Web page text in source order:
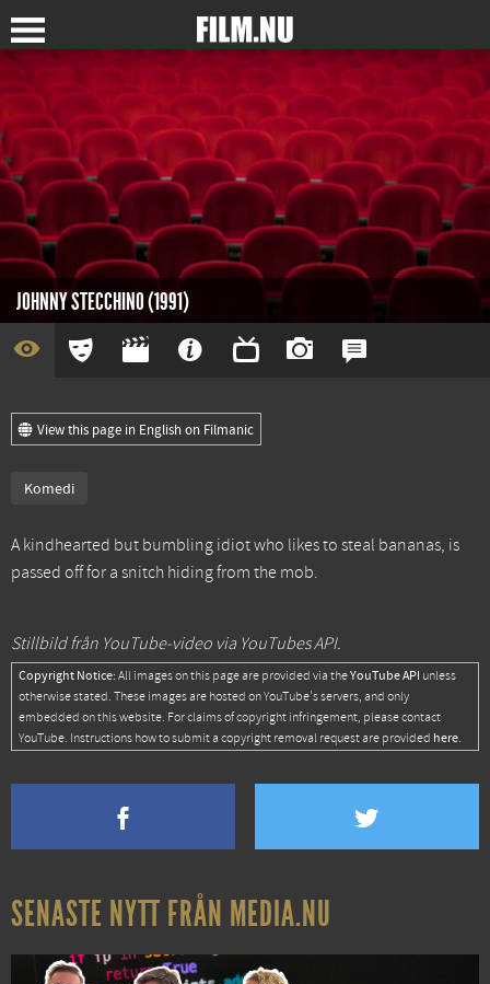
JOHNNY STECCHINO (1991)
View this page in English on Filmanic
Komedi
A kindhearted but bumbling idiot who likes to steal bananas, is
passed off for a snitch hiding from the mob.
Stillbild från YouTube-video via YouTubes API.
Copyright Notice: All images on this page are provided via theYouTube API unless
otherwise stated. These images are hosted on YouTube's servers, and only
embedded on this website. For claims of copyright infringement, please contact
YouTube. Instructions how to submit a copyright removal request are provided here.
SENASTE NYTT FRÅN MEDIA.NU